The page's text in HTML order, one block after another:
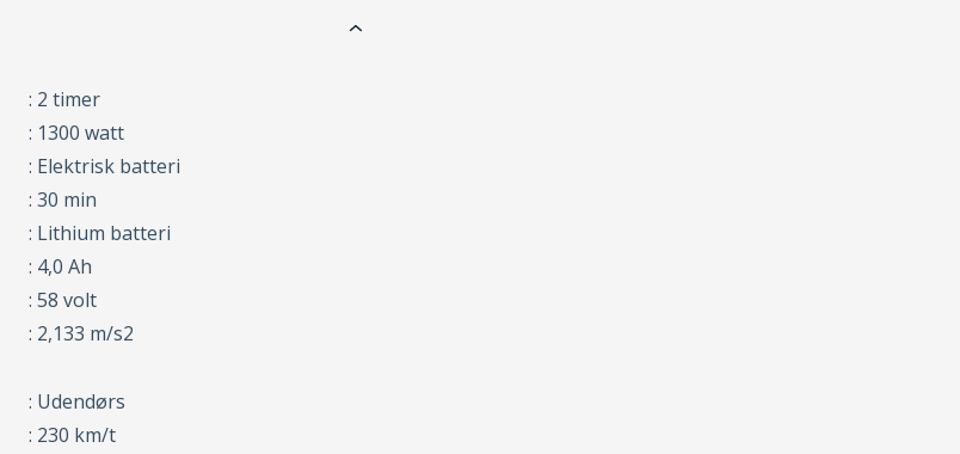
: 2 timer
: 1300 watt
: Elektrisk batteri
: 30 min
: Lithium batteri
: 4,0 Ah
: 58 volt
: 2,133 m/s2
: Udendørs
: 230 km/t